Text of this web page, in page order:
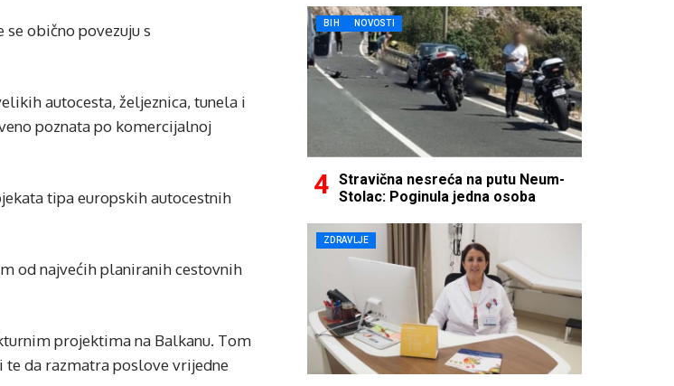
obično povezuju s
autocesta, željeznica, tunela i
poznata po komercijalnoj
tipa europskih autocestnih
od najvećih planiranih cestovnih
projektima na Balkanu. Tom
da razmatra poslove vrijedne
BIH NOVOSTI
Stravična nesreća na putu Neum-
Stolac: Poginula jedna osoba
ZDRAVLJE